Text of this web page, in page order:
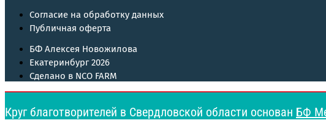
Согласие на обработку данных
Публичная оферта
БФ Алексея Новожилова
Екатеринбург 2026
Сделано в NCO FARM
Круг благотворителей в Свердловской области основан БФ